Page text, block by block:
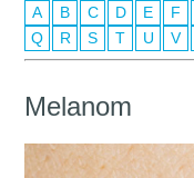
A B C D E F
Q
R S T U V
Melanom